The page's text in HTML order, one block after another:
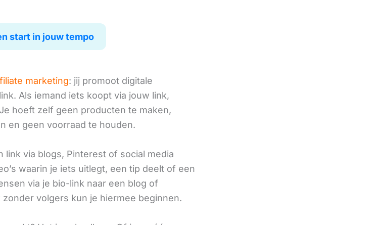
start in jouw tempo
marketing: jij promoot digitale
Als iemand iets koopt via jouw link,
hoeft zelf geen producten te maken,
en geen voorraad te houden.
link via blogs, Pinterest of social media
waarin je iets uitlegt, een tip deelt of een
via je bio-link naar een blog of
volgers kun je hiermee beginnen.